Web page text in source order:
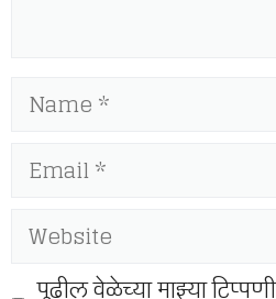
Name
Email
Website
पुढील वेळेच्या माझ्या